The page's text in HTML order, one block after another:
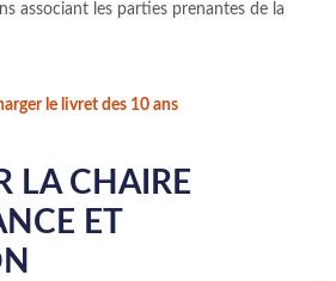
associant les parties prenantes de la
le livret des 10 ans
LA CHAIRE
ET